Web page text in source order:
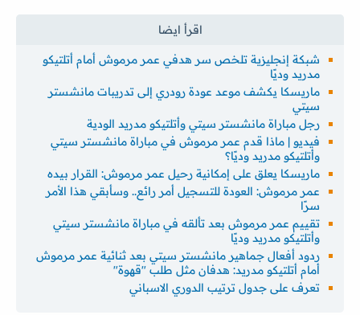
شبكة إنجليزية تلخص سر هدفي عمر مرموش أمام أتلتيكو
مدريد وديًا
ماريسكا يكشف موعد عودة رودري إلى تدريبات مانشستر
سيتي
رجل مباراة مانشستر سيتي وأتلتيكو مدريد الودية
فيديو | ماذا قدم عمر مرموش في مباراة مانشستر سيتي
وأتلتيكو مدريد وديًا؟
ماريسكا يعلق على إمكانية رحيل عمر مرموش: القرار بيده
عمر مرموش: العودة للتسجيل أمر رائع.. وسأبقي هذا الأمر
سرًا
تقييم عمر مرموش بعد تألقه في مباراة مانشستر سيتي
وأتلتيكو مدريد وديًا
ردود أفعال جماهير مانشستر سيتي بعد ثنائية عمر مرموش
أمام أتلتيكو مدريد: هدفان مثل طلب "قهوة"
تعرف على جدول ترتيب الدوري الاسباني